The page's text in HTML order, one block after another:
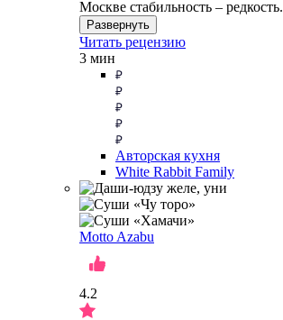
Москве стабильность – редкость.
Развернуть
Читать рецензию
3 мин
Авторская кухня
White Rabbit Family
Motto Azabu
4.2